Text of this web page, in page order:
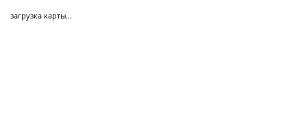
загрузка карты...